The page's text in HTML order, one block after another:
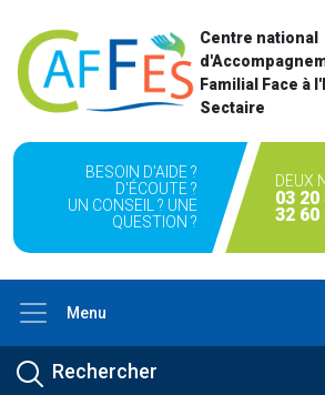
Centre national
Familial Face à
Sectaire
BESOIN D'AIDE ?
D'ÉCOUTE ?
UN CONSEIL ? UNE
QUESTION ?
DEUX
03 20
32 60
Menu